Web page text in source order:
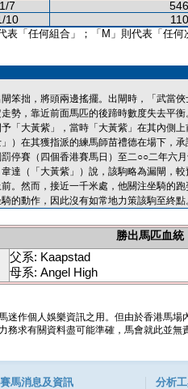
7
10
表「任何組合」；「M」則代表「任何
閘笨拙，將頭兩邊搖擺。出閘時，「武當
勢，靠近前面馬匹的後蹄時數度失去平
「大黃紫」，當時「大黃紫」在其內側
）在其獲指派的練馬師苗禮德在場下，
停賽（四個香港賽馬日）至二○○二年六
達（「大黃紫」）說，該駒略為漏閘，
。然而，接近一千米處，他關注坐騎的
的動作，因此沒有如常地力策該駒至終
勝出馬匹血統
父系: Kaapstad
母系: Angel High
迷作個人娛樂資訊之用。但由於香港馬
務求有關資料盡可能準確，馬會就此並
賽馬消息及資訊 分析